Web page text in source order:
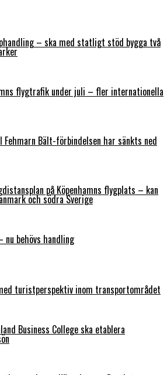
– ska med statligt stöd bygga två
flygtrafik under juli – fler internationella
Bält-förbindelsen har sänkts ned
på Köpenhamns flygplats – kan
och södra Sverige
behövs handling
turistperspektiv inom transportområdet
Business College ska etablera